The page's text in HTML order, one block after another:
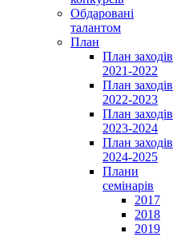
Обдаровані
талантом
План
План заходів
2021-2022
План заходів
2022-2023
План заходів
2023-2024
План заходів
2024-2025
Плани
семінарів
2017
2018
2019